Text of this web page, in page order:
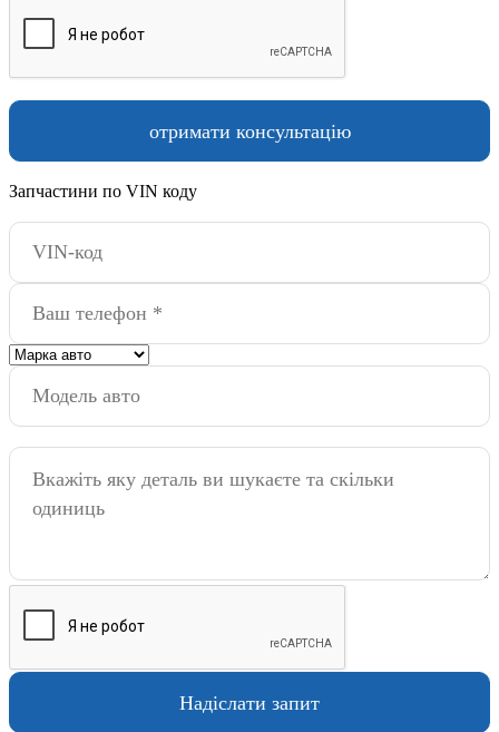
Запчастини по VIN коду